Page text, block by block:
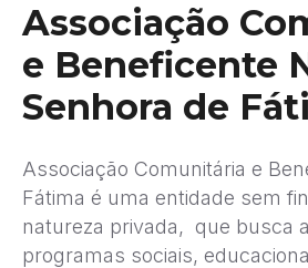
Associação
e Beneficente
Senhora de
Associação Comunitária e
Fátima é uma entidade sem
natureza privada, que busca
programas sociais,